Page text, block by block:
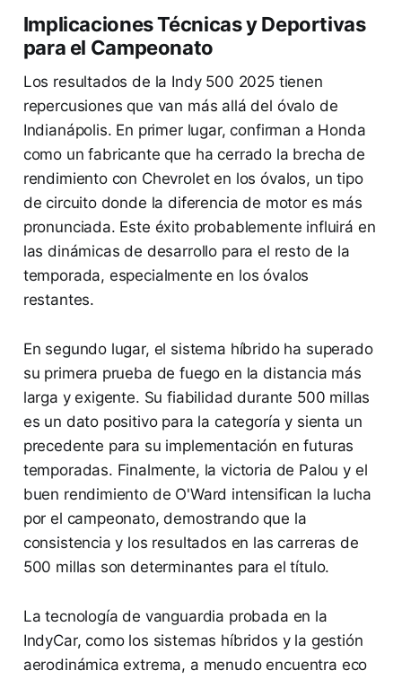
Implicaciones Técnicas y Deportivas
para el Campeonato
Los resultados de la Indy 500 2025 tienen
repercusiones que van más allá del óvalo de
Indianápolis. En primer lugar, confirman a Honda
como un fabricante que ha cerrado la brecha de
rendimiento con Chevrolet en los óvalos, un tipo
de circuito donde la diferencia de motor es más
pronunciada. Este éxito probablemente influirá en
las dinámicas de desarrollo para el resto de la
temporada, especialmente en los óvalos
restantes.
En segundo lugar, el sistema híbrido ha superado
su primera prueba de fuego en la distancia más
larga y exigente. Su fiabilidad durante 500 millas
es un dato positivo para la categoría y sienta un
precedente para su implementación en futuras
temporadas. Finalmente, la victoria de Palou y el
buen rendimiento de O'Ward intensifican la lucha
por el campeonato, demostrando que la
consistencia y los resultados en las carreras de
500 millas son determinantes para el título.
La tecnología de vanguardia probada en la
IndyCar, como los sistemas híbridos y la gestión
aerodinámica extrema, a menudo encuentra eco